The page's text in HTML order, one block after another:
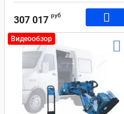
307 017 руб
Видеообзор